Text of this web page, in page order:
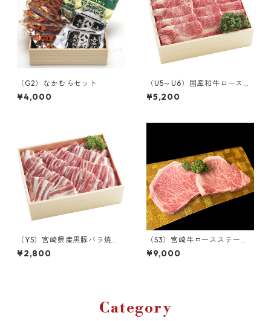
（G2）なかむらセット
¥4,000
（U5～U6）国産和牛ロース・
カタロース
¥5,200
（Y5）宮崎県産黒豚バラ焼肉
（凍） 500g
¥2,800
（S3）宮崎牛ロースステー
キ 400g（2枚カット）
¥9,000
Category